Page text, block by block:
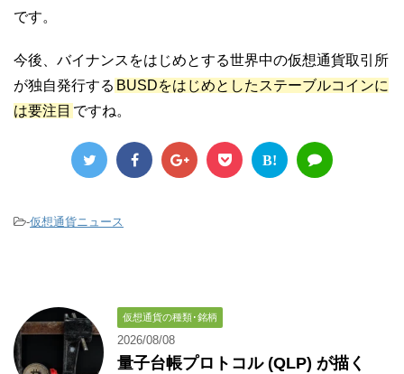
です。
今後、バイナンスをはじめとする世界中の仮想通貨取引所
が独自発行する BUSDをはじめとしたステーブルコインに
は要注目 ですね。
B!
-仮想通貨ニュース
仮想通貨の種類･銘柄
2026/08/08
量子台帳プロトコル (QLP) が描く